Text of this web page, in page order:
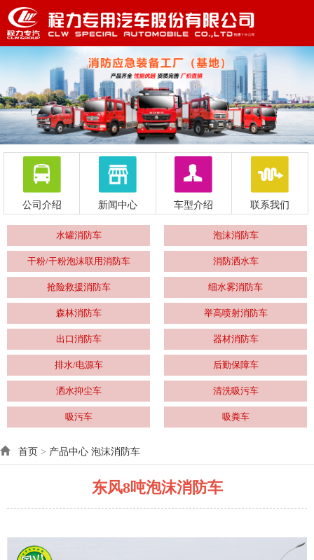
公司介绍 新闻中心 车型介绍 联系我们
水罐消防车 泡沫消防车
干粉/干粉泡沫联用消防车 消防洒水车
抢险救援消防车 细水雾消防车
森林消防车 举高喷射消防车
出口消防车 器材消防车
排水/电源车 后勤保障车
洒水抑尘车 清洗吸污车
吸污车 吸粪车
首页 > 产品中心 泡沫消防车
东风8吨泡沫消防车